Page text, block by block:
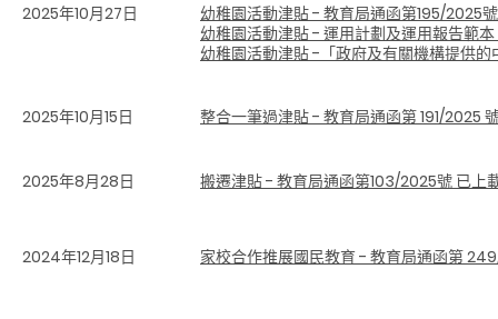
2025年10月27日
幼稚園活動津貼 - 教育局通函第195/2025
幼稚園活動津貼 - 運用計劃及運用報告範
幼稚園活動津貼- 「政府及有關機構提供
2025年10月15日 整合一筆過津貼 - 教育局通函第 191/2025
2025年8月28日 搬遷津貼 - 教育局通函第103/2025號 已上
2024年12月18日 家校合作推展國民教育 - 教育局通函第